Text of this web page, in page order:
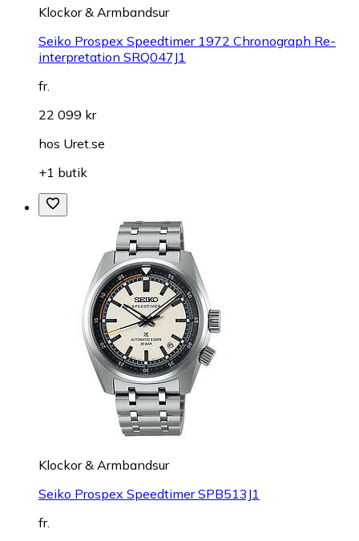
Klockor & Armbandsur
Seiko Prospex Speedtimer 1972 Chronograph Re-
interpretation SRQ047J1
fr.
22 099 kr
hos Uret.se
+1 butik
Klockor & Armbandsur
Seiko Prospex Speedtimer SPB513J1
fr.